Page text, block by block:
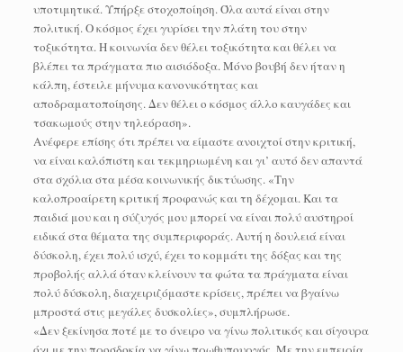
υποτιμητικά. Υπήρξε στοχοποίηση. Όλα αυτά είναι στην
πολιτική. Ο κόσμος έχει γυρίσει την πλάτη του στην
τοξικότητα. Η κοινωνία δεν θέλει τοξικότητα και θέλει να
βλέπει τα πράγματα πιο αισιόδοξα. Μόνο βουβή δεν ήταν η
κάλπη, έστειλε μήνυμα κανονικότητας και
αποδραματοποίησης. Δεν θέλει ο κόσμος άλλο καυγάδες και
τσακωμούς στην τηλεόραση».
Ανέφερε επίσης ότι πρέπει να είμαστε ανοιχτοί στην κριτική,
να είναι καλόπιστη και τεκμηριωμένη και γι’ αυτό δεν απαντά
στα σχόλια στα μέσα κοινωνικής δικτύωσης. «Την
καλοπροαίρετη κριτική προφανώς και τη δέχομαι. Και τα
παιδιά μου και η σύζυγός μου μπορεί να είναι πολύ αυστηροί
ειδικά στα θέματα της συμπεριφοράς. Αυτή η δουλειά είναι
δύσκολη, έχει πολύ ισχύ, έχει το κομμάτι της δόξας και της
προβολής αλλά όταν κλείνουν τα φώτα τα πράγματα είναι
πολύ δύσκολη, διαχειριζόμαστε κρίσεις, πρέπει να βγαίνω
μπροστά στις μεγάλες δυσκολίες», συμπλήρωσε.
«Δεν ξεκίνησα ποτέ με το όνειρο να γίνω πολιτικός και σίγουρα